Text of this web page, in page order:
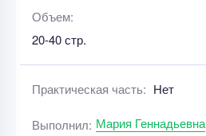
Объем:
20-40 стр.
Практическая часть: Нет
Выполнил: Мария Геннадьевна